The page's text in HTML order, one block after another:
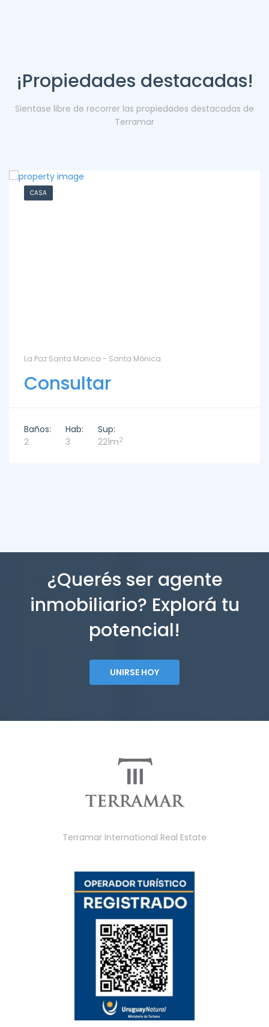
¡Propiedades destacadas!
Sientase libre de recorrer las propiedades destacadas de
Terramar
CASA
La Paz Santa Monica - Santa Mónica
Consultar
Baños:
2
Hab:
3
Sup:
221m2
¿Querés ser agente
inmobiliario? Explorá tu
potencial!
UNIRSE HOY
Terramar International Real Estate